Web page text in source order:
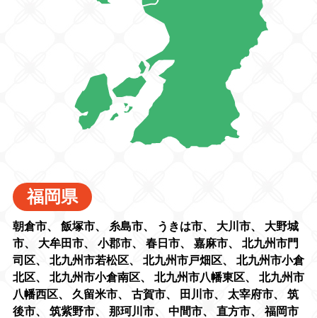
福岡県
朝倉市、 飯塚市、 糸島市、 うきは市、 大川市、 大野城
市、 大牟田市、 小郡市、 春日市、 嘉麻市、 北九州市門
司区、 北九州市若松区、 北九州市戸畑区、 北九州市小倉
北区、 北九州市小倉南区、 北九州市八幡東区、 北九州市
八幡西区、 久留米市、 古賀市、 田川市、 太宰府市、 筑
後市、 筑紫野市、 那珂川市、 中間市、 直方市、福岡市